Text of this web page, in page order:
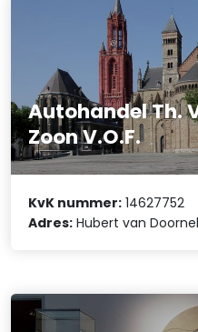
Autohandel Th.
Zoon V.O.F.
KvK nummer: 14627752
Adres: Hubert van